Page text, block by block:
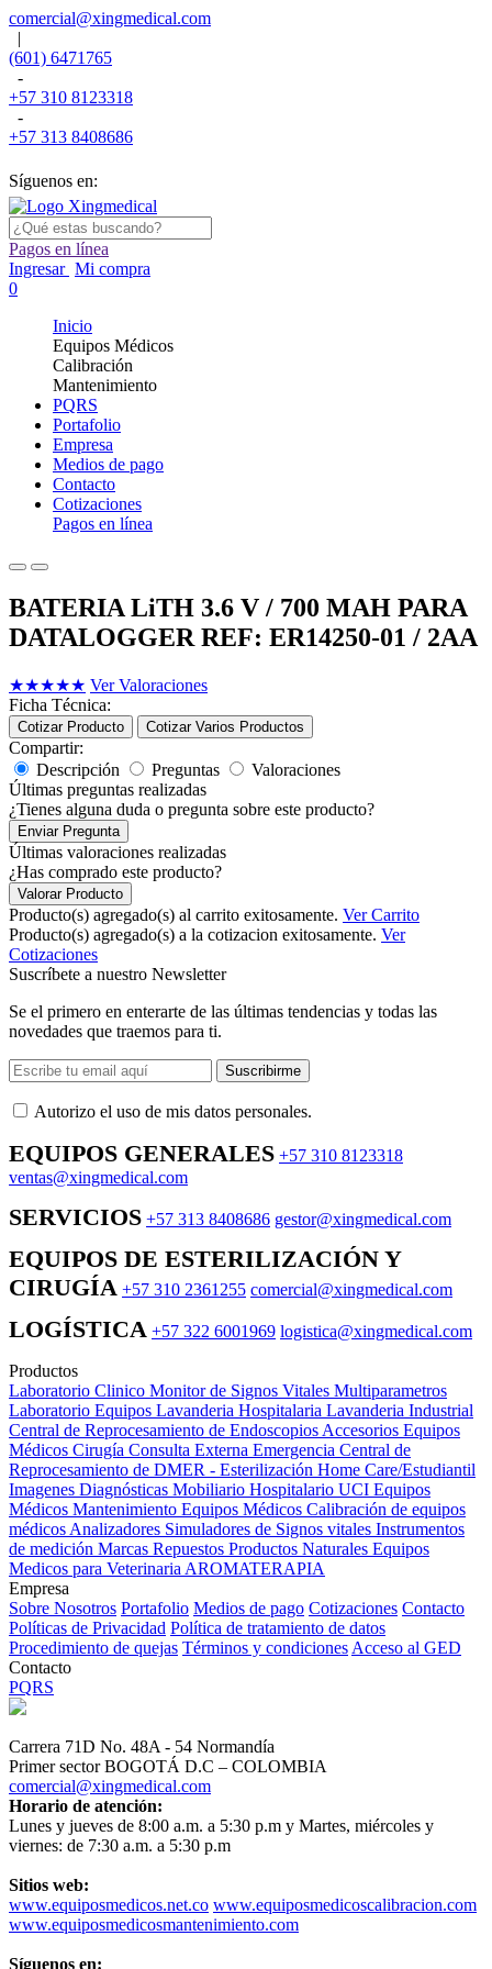
comercial@xingmedical.com
|
(601) 6471765
-
+57 310 8123318
-
+57 313 8408686
Síguenos en:
Pagos en línea
Ingresar Mi compra
0
Inicio
Equipos Médicos
Calibración
Mantenimiento
PQRS
Portafolio
Empresa
Medios de pago
Contacto
Cotizaciones
Pagos en línea
BATERIA LiTH 3.6 V / 700 MAH PARA
DATALOGGER REF: ER14250-01 / 2AA
★★★★★ Ver Valoraciones
Ficha Técnica:
Cotizar Producto Cotizar Varios Productos
Compartir:
Descripción
Preguntas
Valoraciones
Últimas preguntas realizadas
¿Tienes alguna duda o pregunta sobre este producto?
Enviar Pregunta
Últimas valoraciones realizadas
¿Has comprado este producto?
Valorar Producto
Producto(s) agregado(s) al carrito exitosamente. Ver Carrito
Producto(s) agregado(s) a la cotizacion exitosamente. Ver
Cotizaciones
Suscríbete a nuestro Newsletter
Se el primero en enterarte de las últimas tendencias y todas las
novedades que traemos para ti.
Suscribirme
Autorizo ​​el uso de mis datos personales.
EQUIPOS GENERALES +57 310 8123318
ventas@xingmedical.com
SERVICIOS +57 313 8408686 gestor@xingmedical.com
EQUIPOS DE ESTERILIZACIÓN Y
CIRUGÍA +57 310 2361255 comercial@xingmedical.com
LOGÍSTICA +57 322 6001969 logistica@xingmedical.com
Productos
Laboratorio Clinico Monitor de Signos Vitales Multiparametros
Laboratorio Equipos Lavanderia Hospitalaria Lavanderia Industrial
Central de Reprocesamiento de Endoscopios Accesorios Equipos
Médicos Cirugía Consulta Externa Emergencia Central de
Reprocesamiento de DMER - Esterilización Home Care/Estudiantil
Imagenes Diagnósticas Mobiliario Hospitalario UCI Equipos
Médicos Mantenimiento Equipos Médicos Calibración de equipos
médicos Analizadores Simuladores de Signos vitales Instrumentos
de medición Marcas Repuestos Productos Naturales Equipos
Medicos para Veterinaria AROMATERAPIA
Empresa
Sobre Nosotros Portafolio Medios de pago Cotizaciones Contacto
Políticas de Privacidad Política de tratamiento de datos
Procedimiento de quejas Términos y condiciones Acceso al GED
Contacto
PQRS
Carrera 71D No. 48A - 54 Normandía
Primer sector BOGOTÁ D.C – COLOMBIA
comercial@xingmedical.com
Horario de atención:
Lunes y jueves de 8:00 a.m. a 5:30 p.m y Martes, miércoles y
viernes: de 7:30 a.m. a 5:30 p.m
Sitios web:
www.equiposmedicos.net.co www.equiposmedicoscalibracion.com
www.equiposmedicosmantenimiento.com
Síguenos en: